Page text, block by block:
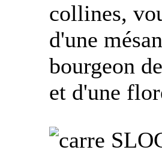
collines,
d'une
bourgeon
et d'une